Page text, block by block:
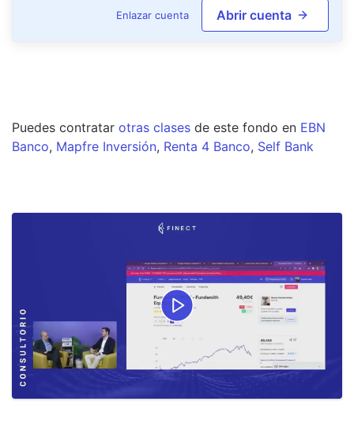
Enlazar cuenta Abrir cuenta
Puedes contratar otras clases de este fondo en EBN
Banco, Mapfre Inversión, Renta 4 Banco, Self Bank